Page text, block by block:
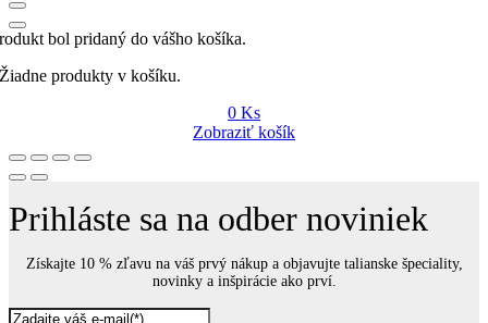
bol pridaný do vášho košíka.
Žiadne produkty v košíku.
0 Ks
Zobraziť košík
Prihláste sa na odber noviniek
Získajte 10 % zľavu na váš prvý nákup a objavujte talianske špeciality,
novinky a inšpirácie ako prví.